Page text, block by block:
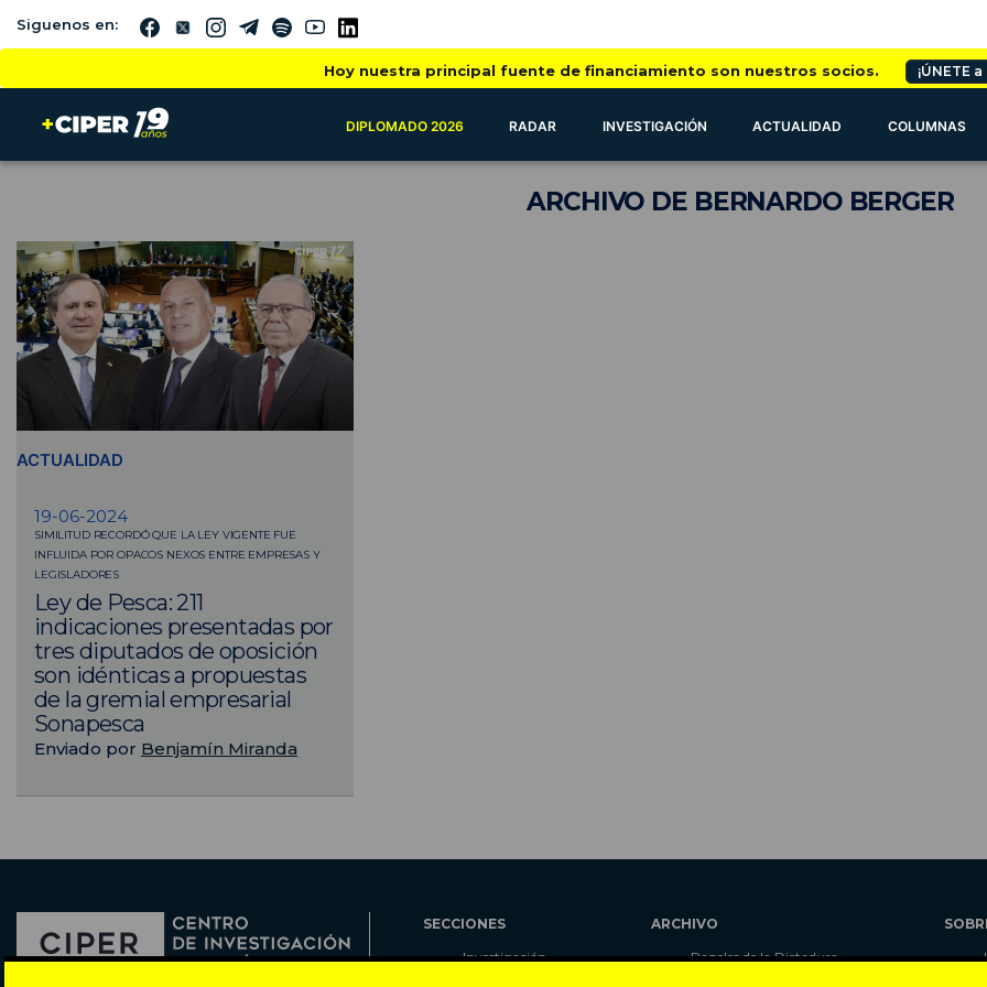
Siguenos en:
Hoy nuestra principal fuente de financiamiento son nuestros socios. ¡ÚNETE
DIPLOMADO 2026 RADAR INVESTIGACIÓN ACTUALIDAD COLUMNAS
ARCHIVO DE BERNARDO BERGER
ACTUALIDAD
19-06-2024
SIMILITUD RECORDÓ QUE LA LEY VIGENTE FUE
INFLUIDA POR OPACOS NEXOS ENTRE EMPRESAS Y
LEGISLADORES
Ley de Pesca: 211
indicaciones presentadas por
tres diputados de oposición
son idénticas a propuestas
de la gremial empresarial
Sonapesca
Enviado por Benjamín Miranda
SECCIONES
Investigación
ARCHIVO
Papeles de la Dictadura